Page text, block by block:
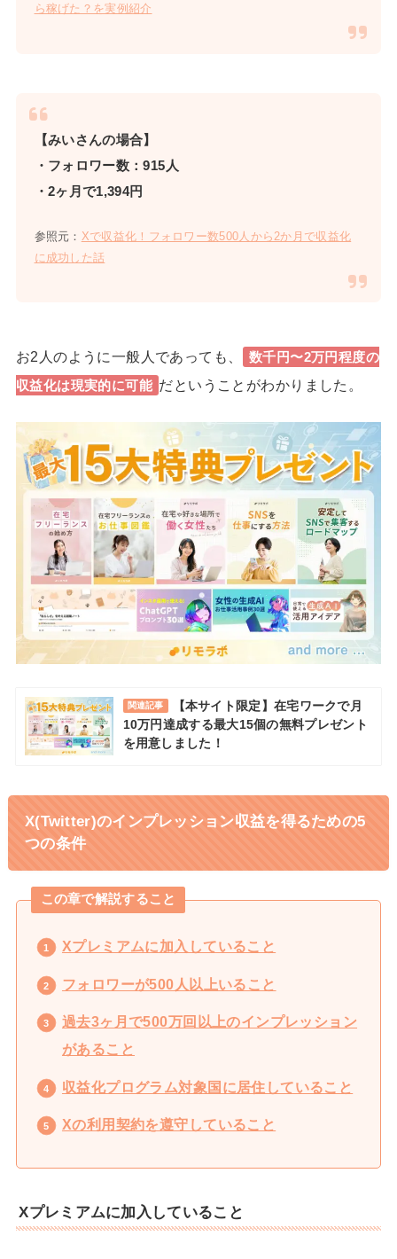
ら稼げた？を実例紹介
【みいさんの場合】
・フォロワー数：915人
・2ヶ月で1,394円
参照元： Xで収益化！フォロワー数500人から2か月で収益化
に成功した話
お2人のように一般人であっても、
数千円〜2万円程度の
収益化は現実的に可能 だということがわかりました。
関連記事
【本サイト限定】在宅ワークで月
10万円達成する最大15個の無料プレゼント
を用意しました！
X(Twitter)のインプレッション収益を得るための5
つの条件
この章で解説すること
Xプレミアムに加入していること
フォロワーが500人以上いること
過去3ヶ月で500万回以上のインプレッション
があること
収益化プログラム対象国に居住していること
Xの利用契約を遵守していること
Xプレミアムに加入していること